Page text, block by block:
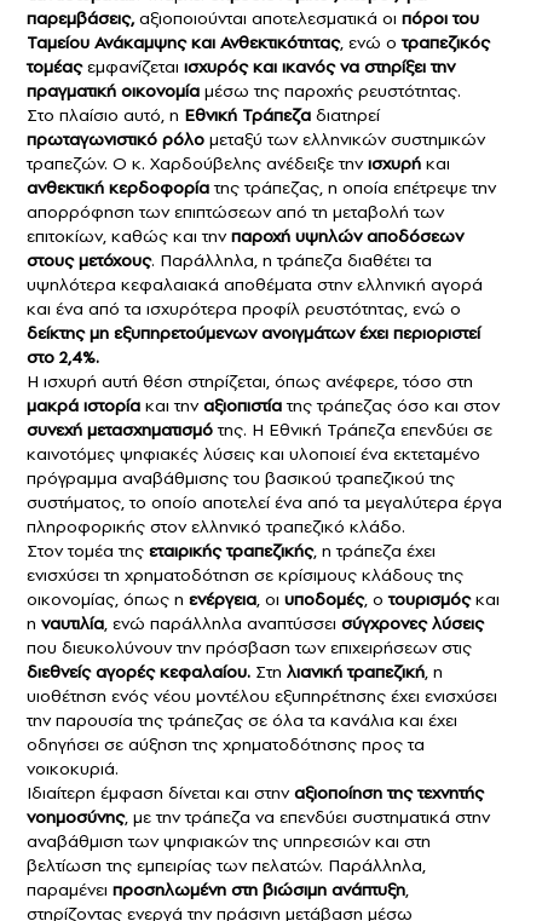
παρεμβάσεις,αξιοποιούνται αποτελεσματικά οι πόροι του
Ταμείου Ανάκαμψης και Ανθεκτικότητας, ενώ οτραπεζικός
τομέαςεμφανίζεται ισχυρός και ικανός να στηρίξει την
πραγματική οικονομία μέσω της παροχής ρευστότητας.
Στο πλαίσιο αυτό, η Εθνική Τράπεζα διατηρεί
πρωταγωνιστικό ρόλο μεταξύ των ελληνικών συστημικών
τραπεζών. Ο κ. Χαρδούβελης ανέδειξε τηνισχυρή και
ανθεκτική κερδοφορίατης τράπεζας, η οποία επέτρεψε την
απορρόφηση των επιπτώσεων από τη μεταβολή των
επιτοκίων, καθώς και τηνπαροχή υψηλών αποδόσεων
στους μετόχους. Παράλληλα, η τράπεζα διαθέτει τα
υψηλότερα κεφαλαιακά αποθέματα στην ελληνική αγορά
και ένα από τα ισχυρότερα προφίλ ρευστότητας, ενώ ο
δείκτης μη εξυπηρετούμενων ανοιγμάτων έχει περιοριστεί
στο 2,4%.
Η ισχυρή αυτή θέση στηρίζεται, όπως ανέφερε, τόσο στη
μακρά ιστορία και τηναξιοπιστίατης τράπεζας όσο και στον
συνεχή μετασχηματισμότης. Η Εθνική Τράπεζα επενδύει σε
καινοτόμες ψηφιακές λύσεις και υλοποιεί ένα εκτεταμένο
πρόγραμμα αναβάθμισης του βασικού τραπεζικού της
συστήματος, το οποίο αποτελεί ένα από τα μεγαλύτερα έργα
πληροφορικής στον ελληνικό τραπεζικό κλάδο.
Στον τομέα της εταιρικής τραπεζικής, η τράπεζα έχει
ενισχύσει τη χρηματοδότηση σε κρίσιμους κλάδους της
οικονομίας, όπως η ενέργεια, οι υποδομές, οτουρισμόςκαι
η ναυτιλία, ενώ παράλληλα αναπτύσσει σύγχρονες λύσεις
που διευκολύνουν την πρόσβαση των επιχειρήσεων στις
διεθνείς αγορές κεφαλαίου. Στη λιανική τραπεζική, η
υιοθέτηση ενός νέου μοντέλου εξυπηρέτησης έχει ενισχύσει
την παρουσία της τράπεζας σε όλα τα κανάλια και έχει
οδηγήσει σε αύξηση της χρηματοδότησης προς τα
νοικοκυριά.
Ιδιαίτερη έμφαση δίνεται και στηναξιοποίηση της τεχνητής
νοημοσύνης, με την τράπεζα να επενδύει συστηματικά στην
αναβάθμιση των ψηφιακών της υπηρεσιών και στη
βελτίωση της εμπειρίας των πελατών. Παράλληλα,
παραμένει προσηλωμένη στη βιώσιμη ανάπτυξη,
στηρίζοντας ενεργά την πράσινη μετάβαση μέσω